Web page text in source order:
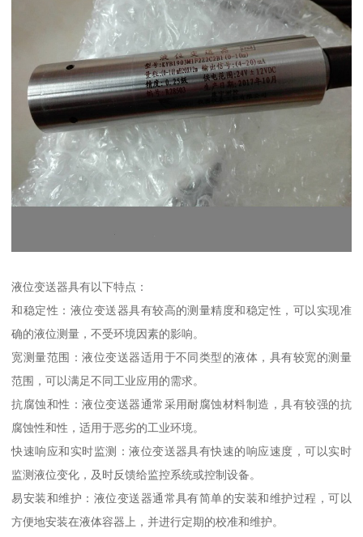
液位变送器具有以下特点：
和稳定性：液位变送器具有较高的测量精度和稳定性，可以实现准
确的液位测量，不受环境因素的影响。
宽测量范围：液位变送器适用于不同类型的液体，具有较宽的测量
范围，可以满足不同工业应用的需求。
抗腐蚀和性：液位变送器通常采用耐腐蚀材料制造，具有较强的抗
腐蚀性和性，适用于恶劣的工业环境。
快速响应和实时监测：液位变送器具有快速的响应速度，可以实时
监测液位变化，及时反馈给监控系统或控制设备。
易安装和维护：液位变送器通常具有简单的安装和维护过程，可以
方便地安装在液体容器上，并进行定期的校准和维护。